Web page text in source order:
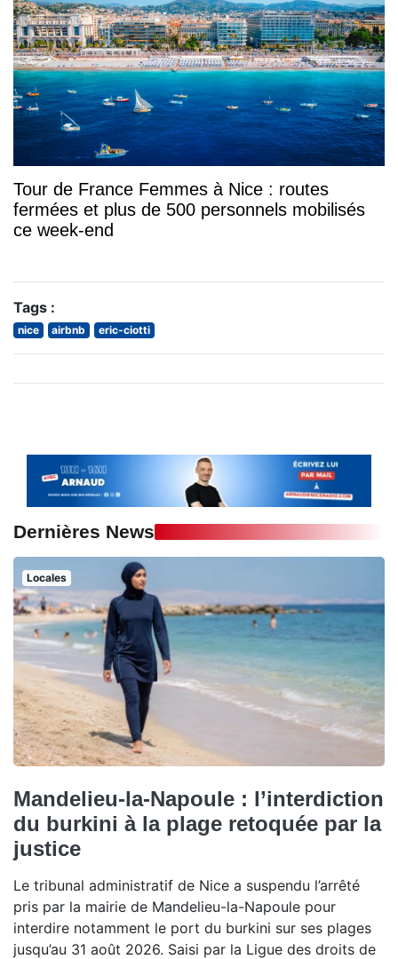
Tour de France Femmes à Nice : routes
fermées et plus de 500 personnels mobilisés
ce week-end
Tags :
nice airbnb eric-ciotti
Dernières News
Locales
Mandelieu-la-Napoule : l’interdiction
du burkini à la plage retoquée par la
justice
Le tribunal administratif de Nice a suspendu l’arrêté
pris par la mairie de Mandelieu-la-Napoule pour
interdire notamment le port du burkini sur ses plages
jusqu’au 31 août 2026. Saisi par la Ligue des droits de